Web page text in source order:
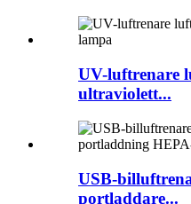
UV-luftrenare
ultraviolett...
USB-
portladdare...